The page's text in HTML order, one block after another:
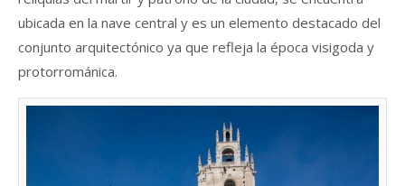
ubicada en la nave central y es un elemento destacado del
conjunto arquitectónico ya que refleja la época visigoda y
protorrománica.